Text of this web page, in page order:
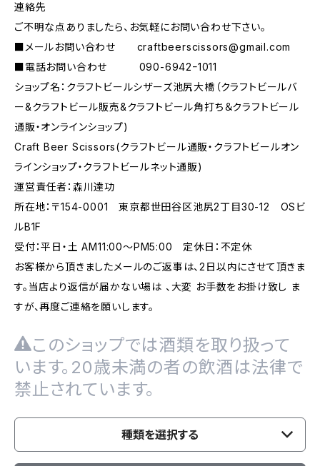
連絡先
ご不明な点ありましたら、お気軽にお問い合わせ下さい。
■メールお問い合わせ craftbeerscissors@gmail.com
■電話お問い合わせ 090-6942ｰ1011
ショップ名：クラフトビールシザーズ池尻大橋（クラフトビールバ
ー&クラフトビール販売&クラフトビール角打ち＆クラフトビール
通販・オンラインショップ)
Craft Beer Scissors(クラフトビール通販・クラフトビールオン
ラインショップ・クラフトビールネット通販)
運営責任者：森川達功
所在地：〒154-0001 東京都世田谷区池尻2丁目30-12 OSビ
ルB1F
受付：平日・土 AM11:00～PM5:00 定休日：不定休
お客様から頂きましたメールのご返事は、2日以内にさせて頂きま
す。当店より返信が届かない場は 、大変 お手数をお掛け致し ま
すが、再度ご連絡を願いします。
このショップでは酒類を取り扱って
います。20歳未満の者の飲酒は法律で
禁止されています。
種類を選択する